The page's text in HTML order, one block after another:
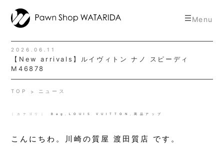
toggle
Menu
2026.06.11
【New arrivals】ルイヴィトン ナノ スピーディ
M46878
TOP ニュース
｜カテゴリ｜ Bag ,LOUIS VUITTON 商品アップ
こんにちわ。川崎の質屋 渡田質店 です。